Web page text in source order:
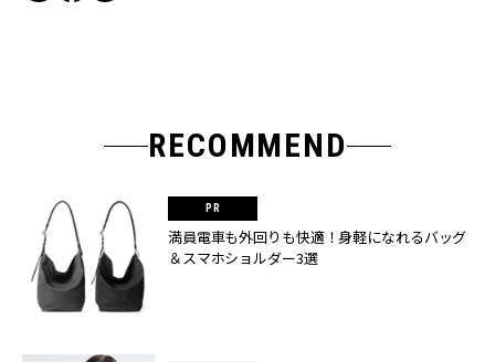
RECOMMEND
満員電車も外回りも快適！身軽になれるバッグ
＆スマホショルダー3選